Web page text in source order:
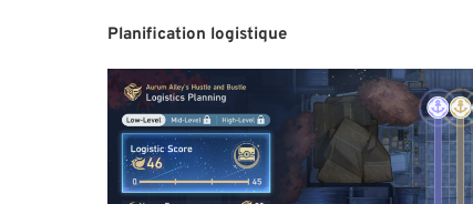
Planification logistique